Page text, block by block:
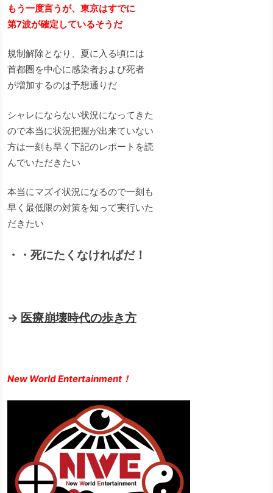
もう一度言うが、東京はすでに
第7波が確定しているそうだ
規制解除となり、夏に入る頃には
首都圏を中心に感染者および死者
が増加するのは予想通りだ
シャレにならない状況になってきた
ので本当に状況把握が出来ていない
方は一刻も早く下記のレポートを読
んでいただきたい
本当にマズイ状況になるので一刻も
早く最低限の対策を知って実行いた
だきたい
・・死にたくなければだ！
→ 医療崩壊時代の歩き方
New World Entertainment！